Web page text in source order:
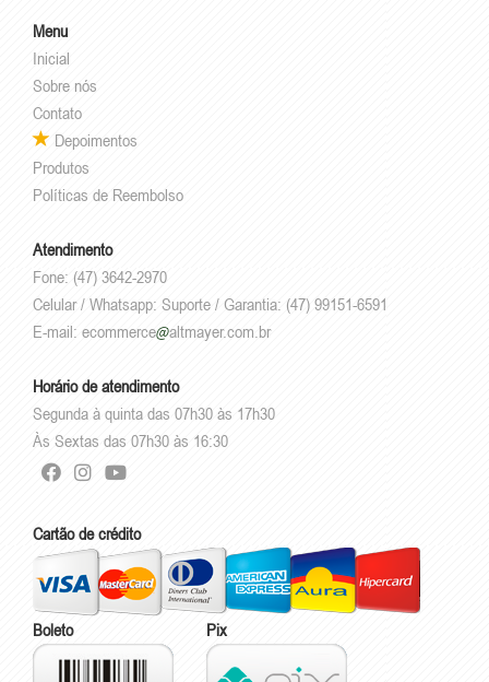
Menu
Inicial
Sobre nós
Contato
Depoimentos
Produtos
Políticas de Reembolso
Atendimento
Fone: (47) 3642-2970
Celular / Whatsapp: Suporte / Garantia: (47) 99151-6591
E-mail: ecommerce altmayer.com.br
Horário de atendimento
Segunda à quinta das 07h30 às 17h30
Às Sextas das 07h30 às 16:30
Cartão de crédito
Boleto Pix